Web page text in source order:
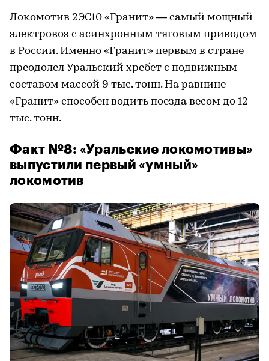
Локомотив 2ЭС10 «Гранит» — самый мощный
электровоз с асинхронным тяговым приводом
в России. Именно «Гранит» первым в стране
преодолел Уральский хребет с подвижным
составом массой 9 тыс. тонн. На равнине
«Гранит» способен водить поезда весом до 12
тыс. тонн.
Факт №8: «Уральские локомотивы»
выпустили первый «умный»
локомотив